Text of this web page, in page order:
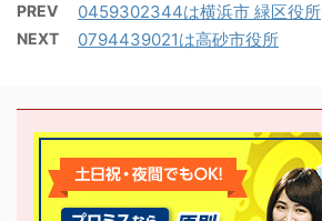
PREV 0459302344は横浜市 緑区役所
NEXT 0794439021は高砂市役所